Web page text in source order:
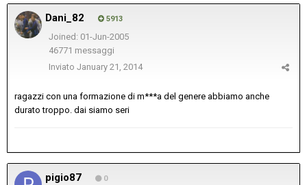
Dani_82 5913
Joined: 01-Jun-2005
46771 messaggi
Inviato January 21, 2014
ragazzi con una formazione di m***a del genere abbiamo anche
durato troppo. dai siamo seri
pigio87 0